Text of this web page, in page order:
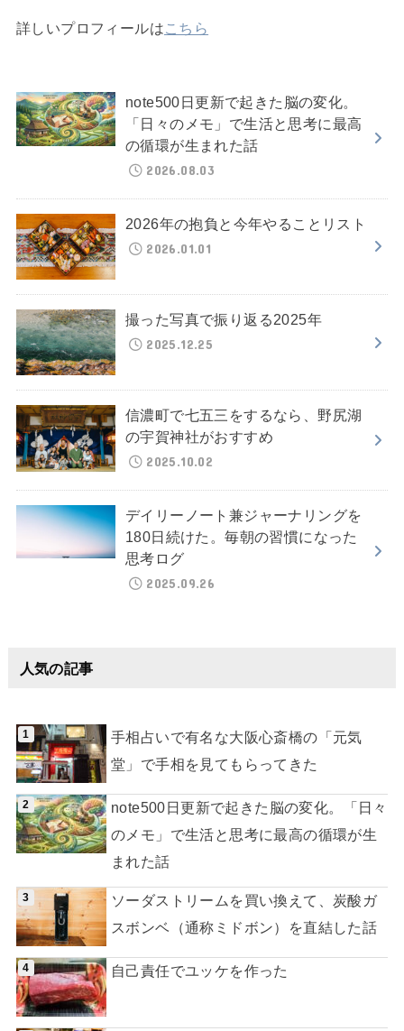
詳しいプロフィールはこちら
note500日更新で起きた脳の変化。
「日々のメモ」で生活と思考に最高
の循環が生まれた話
2026.08.03
2026年の抱負と今年やることリスト
2026.01.01
撮った写真で振り返る2025年
2025.12.25
信濃町で七五三をするなら、野尻湖
の宇賀神社がおすすめ
2025.10.02
デイリーノート兼ジャーナリングを
180日続けた。毎朝の習慣になった
思考ログ
2025.09.26
人気の記事
手相占いで有名な大阪心斎橋の「元気
堂」で手相を見てもらってきた
note500日更新で起きた脳の変化。「日々
のメモ」で生活と思考に最高の循環が生
まれた話
ソーダストリームを買い換えて、炭酸ガ
スボンベ（通称ミドボン）を直結した話
自己責任でユッケを作った